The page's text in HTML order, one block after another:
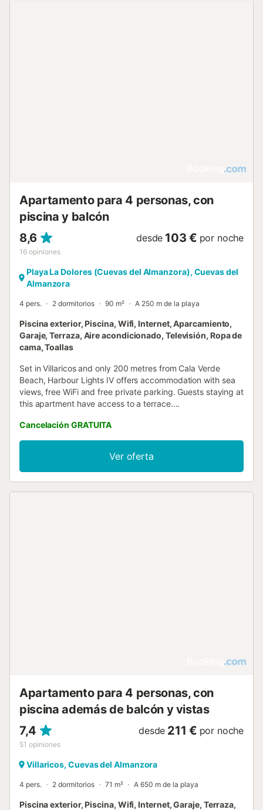
Apartamento para 4 personas, con
piscina y balcón
8,6
16 opiniones
desde 103 € por noche
Playa La Dolores (Cuevas del Almanzora), Cuevas del
Almanzora
4 pers. 2 dormitorios 90 m² A 250 m de la playa
Piscina exterior, Piscina, Wifi, Internet, Aparcamiento,
Garaje, Terraza, Aire acondicionado, Televisión, Ropa de
cama, Toallas
Set in Villaricos and only 200 metres from Cala Verde
Beach, Harbour Lights IV offers accommodation with sea
views, free WiFi and free private parking. Guests staying at
this apartment have access to a terrace....
Cancelación GRATUITA
Ver oferta
Apartamento para 4 personas, con
piscina además de balcón y vistas
7,4
51 opiniones
desde 211 € por noche
Villaricos, Cuevas del Almanzora
4 pers. 2 dormitorios 71 m² A 650 m de la playa
Piscina exterior, Piscina, Wifi, Internet, Garaje, Terraza,